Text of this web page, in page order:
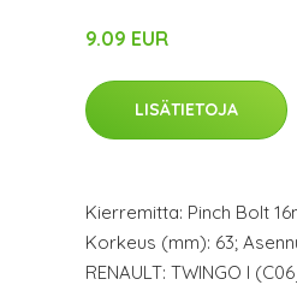
9.09 EUR
LISÄTIETOJA
Kierremitta: Pinch Bolt
Korkeus (mm): 63;
RENAULT: TWINGO I